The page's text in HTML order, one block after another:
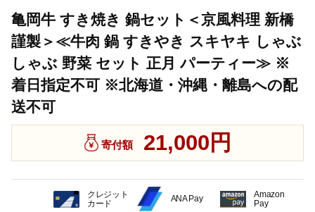
亀岡牛 すき焼き 鍋セット＜京風料理 新橋
謹製＞≪牛肉 鍋 すきやき スキヤキ しゃぶ
しゃぶ 野菜 セット 正月 パーティー≫ ※
着日指定不可 ※北海道・沖縄・離島への配
送不可
寄付額 21,000円
クレジット
カード
ANA Pay
Amazon
Pay